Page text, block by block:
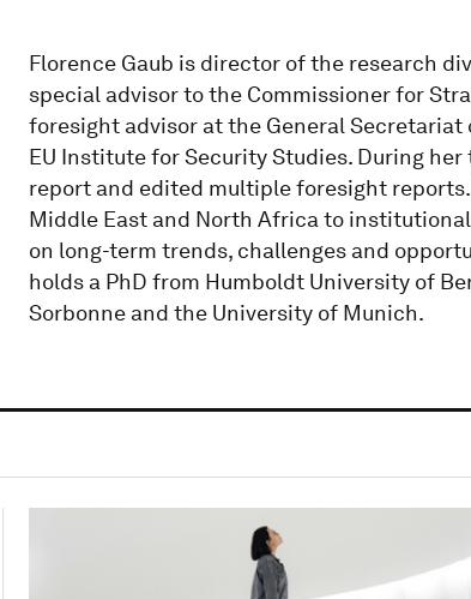
Florence Gaub is director of the research
special advisor to the Commissioner for
foresight advisor at the General
EU Institute for Security Studies. During
report and edited multiple foresight
Middle East and North Africa to
on long-term trends, challenges and
holds a PhD from Humboldt University of
Sorbonne and the University of Munich.